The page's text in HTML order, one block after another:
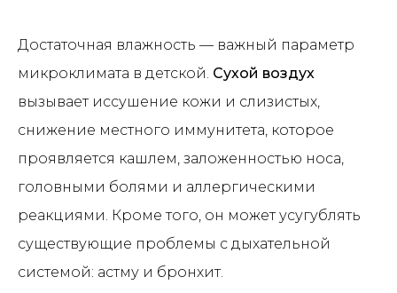
Достаточная влажность — важный параметр
микроклимата в детской. Сухой воздух
вызывает иссушение кожи и слизистых,
снижение местного иммунитета, которое
проявляется кашлем, заложенностью носа,
головными болями и аллергическими
реакциями. Кроме того, он может усугублять
существующие проблемы с дыхательной
системой: астму и бронхит.